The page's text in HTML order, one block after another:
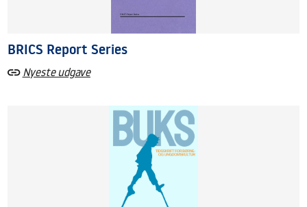
BRICS Report Series
Nyeste udgave